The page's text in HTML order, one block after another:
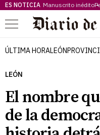
ES NOTICIA Manuscrito inédito
Menú
ÚLTIMA HORALEÓN
LEÓN
El nombre
de la